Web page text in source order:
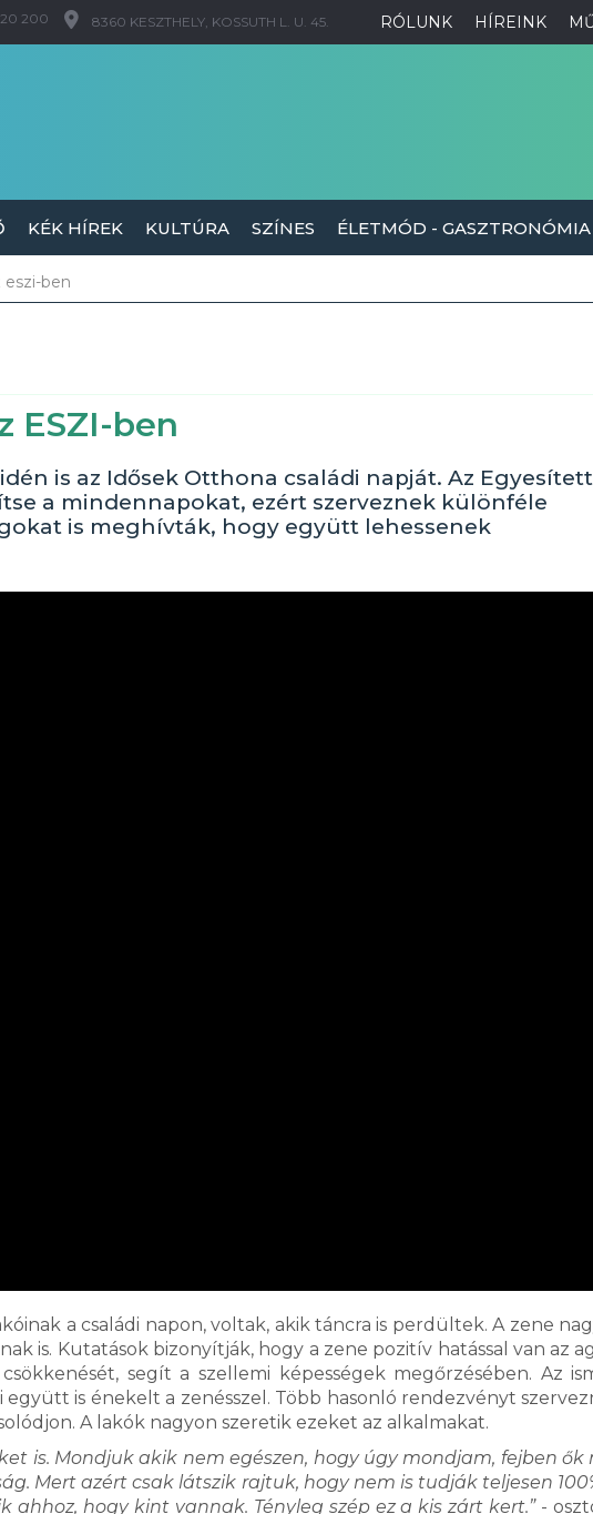
RÓLUNK HÍREINK
200 8360 KESZTHELY, KOSSUTH L. U. 45.
KÉK HÍREK KULTÚRA SZÍNES ÉLETMÓD - GASZTRONÓMIA
ben
ESZI-ben
is az Idősek Otthona családi napját. Az Egyesített
a mindennapokat, ezért szerveznek különféle
is meghívták, hogy együtt lehessenek
a családi napon, voltak, akik táncra is perdültek. A zene
is. Kutatások bizonyítják, hogy a zene pozitív hatással van az
segít a szellemi képességek megőrzésében. Az
együtt is énekelt a zenésszel. Több hasonló rendezvényt
A lakók nagyon szeretik ezeket az alkalmakat.
is. Mondjuk akik nem egészen, hogy úgy mondjam, fejben ők
Mert azért csak látszik rajtuk, hogy nem is tudják teljesen
hogy kint vannak. Tényleg szép ez a kis zárt kert.”-